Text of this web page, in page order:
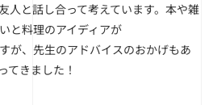
人と話し合って考えています。本や雑
と料理のアイディアが
が、先生のアドバイスのおかげもあ
てきました！